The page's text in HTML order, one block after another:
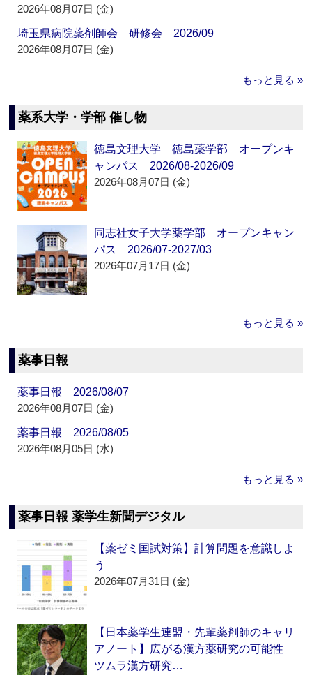
2026年08月07日 (金)
埼玉県病院薬剤師会 研修会 2026/09
2026年08月07日 (金)
もっと見る »
薬系大学・学部 催し物
徳島文理大学 徳島薬学部 オープンキ
ャンパス 2026/08-2026/09
2026年08月07日 (金)
同志社女子大学薬学部 オープンキャン
パス 2026/07-2027/03
2026年07月17日 (金)
もっと見る »
薬事日報
薬事日報 2026/08/07
2026年08月07日 (金)
薬事日報 2026/08/05
2026年08月05日 (水)
もっと見る »
薬事日報 薬学生新聞デジタル
【薬ゼミ国試対策】計算問題を意識しよ
う
2026年07月31日 (金)
【日本薬学生連盟・先輩薬剤師のキャリ
アノート】広がる漢方薬研究の可能性
ツムラ漢方研究…